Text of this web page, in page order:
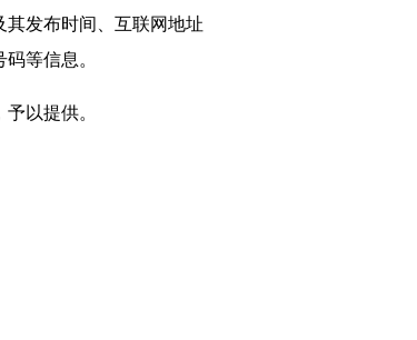
发布时间、互联网地址
等信息。
以提供。